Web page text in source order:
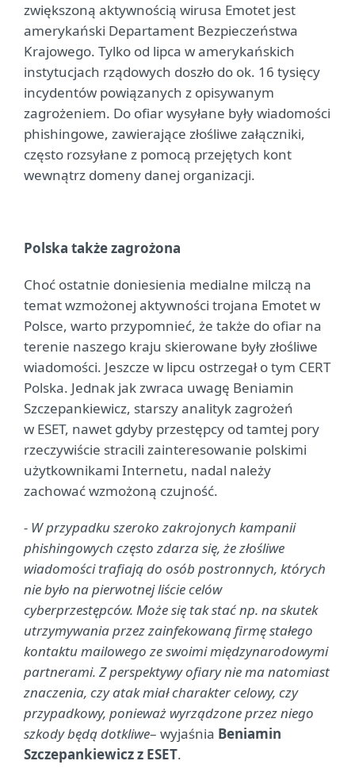
zwiększoną aktywnością wirusa Emotet jest
amerykański Departament Bezpieczeństwa
Krajowego. Tylko od lipca w amerykańskich
instytucjach rządowych doszło do ok. 16 tysięcy
incydentów powiązanych z opisywanym
zagrożeniem. Do ofiar wysyłane były wiadomości
phishingowe, zawierające złośliwe załączniki,
często rozsyłane z pomocą przejętych kont
wewnątrz domeny danej organizacji.
Polska także zagrożona
Choć ostatnie doniesienia medialne milczą na
temat wzmożonej aktywności trojana Emotet w
Polsce, warto przypomnieć, że także do ofiar na
terenie naszego kraju skierowane były złośliwe
wiadomości. Jeszcze w lipcu ostrzegał o tym CERT
Polska. Jednak jak zwraca uwagę Beniamin
Szczepankiewicz, starszy analityk zagrożeń
w ESET, nawet gdyby przestępcy od tamtej pory
rzeczywiście stracili zainteresowanie polskimi
użytkownikami Internetu, nadal należy
zachować wzmożoną czujność.
- W przypadku szeroko zakrojonych kampanii
phishingowych często zdarza się, że złośliwe
wiadomości trafiają do osób postronnych, których
nie było na pierwotnej liście celów
cyberprzestępców. Może się tak stać np. na skutek
utrzymywania przez zainfekowaną firmę stałego
kontaktu mailowego ze swoimi międzynarodowymi
partnerami. Z perspektywy ofiary nie ma natomiast
znaczenia, czy atak miał charakter celowy, czy
przypadkowy, ponieważ wyrządzone przez niego
szkody będą dotkliwe– wyjaśnia Beniamin
Szczepankiewicz z ESET.